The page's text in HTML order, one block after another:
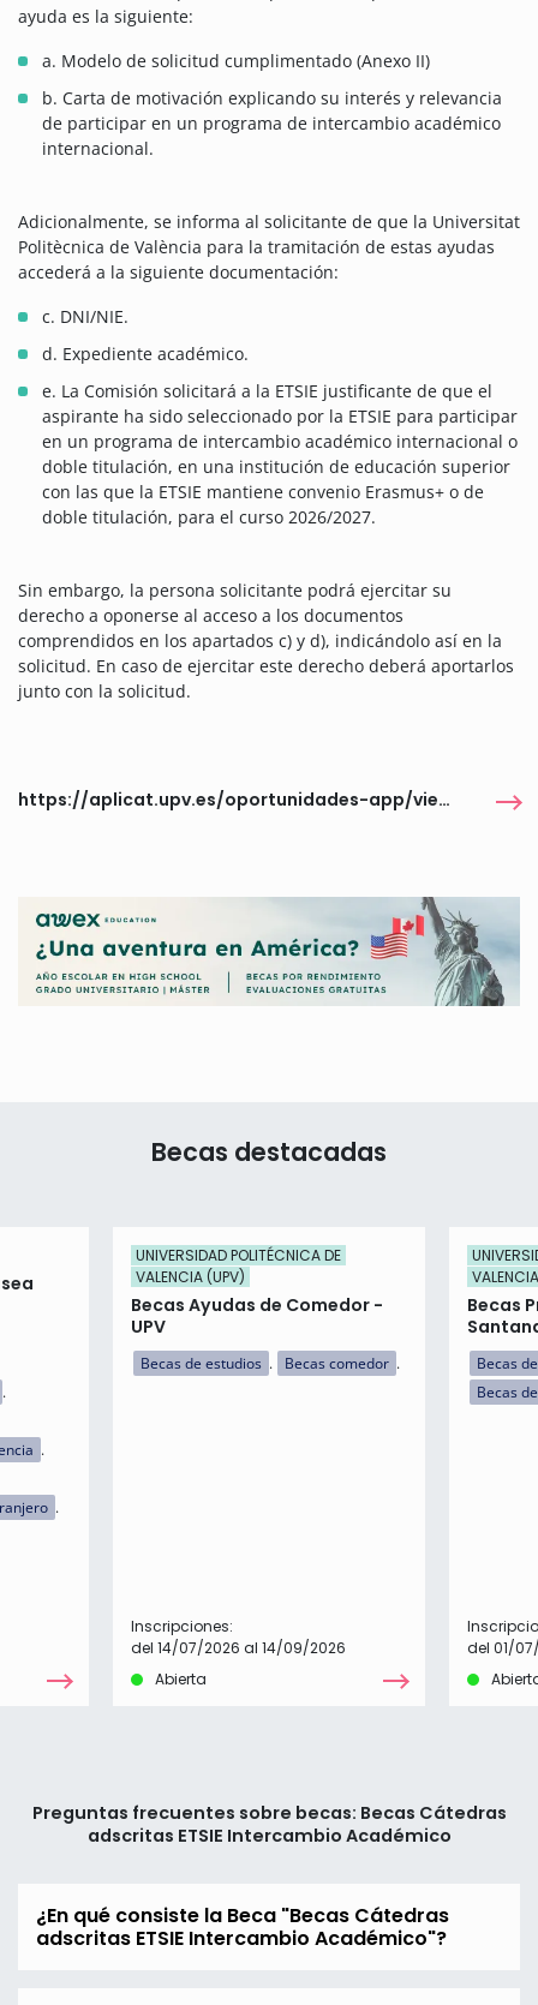
ayuda es la siguiente:
a. Modelo de solicitud cumplimentado (Anexo II)
b. Carta de motivación explicando su interés y relevancia
de participar en un programa de intercambio académico
internacional.
Adicionalmente, se informa al solicitante de que la Universitat
Politècnica de València para la tramitación de estas ayudas
accederá a la siguiente documentación:
c. DNI/NIE.
d. Expediente académico.
e. La Comisión solicitará a la ETSIE justificante de que el
aspirante ha sido seleccionado por la ETSIE para participar
en un programa de intercambio académico internacional o
doble titulación, en una institución de educación superior
con las que la ETSIE mantiene convenio Erasmus+ o de
doble titulación, para el curso 2026/2027.
Sin embargo, la persona solicitante podrá ejercitar su
derecho a oponerse al acceso a los documentos
comprendidos en los apartados c) y d), indicándolo así en la
solicitud. En caso de ejercitar este derecho deberá aportarlos
junto con la solicitud.
https://aplicat.upv.es/oportunidades-app/views/publica/detalle_oportunidad.faces
Becas destacadas
UNIVERSIDAD POLITÉCNICA DE
VALENCIA (UPV)
Becas Ayudas de Comedor -
UPV
Becas de estudios Becas comedor
Inscripciones:
del 14/07/2026 al 14/09/2026
Abierta
Becas
Becas
Becas
del 01/
Preguntas frecuentes sobre becas: Becas Cátedras
adscritas ETSIE Intercambio Académico
¿En qué consiste la Beca "Becas Cátedras
adscritas ETSIE Intercambio Académico"?